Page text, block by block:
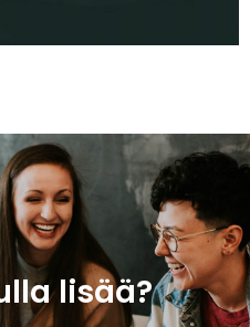
lisää?